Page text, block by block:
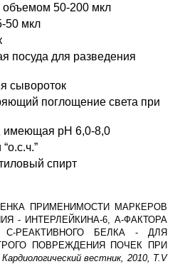
объемом 50-200 мкл
50 мкл
посуда для разведения
сывороток
поглощение света при
имеющая рН 6,0-8,0
спирт
ПРИМЕНИМОСТИ МАРКЕРОВ
- ИНТЕРЛЕЙКИНА-6, А-ФАКТОРА
РЕАКТИВНОГО БЕЛКА - ДЛЯ
ПОВРЕЖДЕНИЯ ПОЧЕК ПРИ
Кардиологический вестник, 2010, Т.V